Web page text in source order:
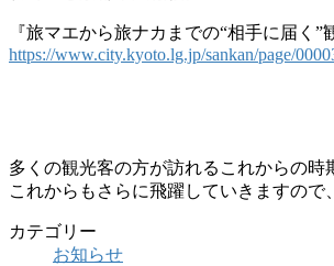
『旅マエから旅ナカまでの“相手に届
https://www.city.kyoto.lg.jp/sankan/page/
多くの観光客の方が訪れるこれからの時
これからもさらに飛躍していきますので
カテゴリー
お知らせ